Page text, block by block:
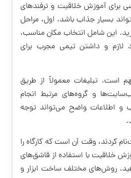
برای آموزش خلاقیت و ترفندهای
بسیار جذاب باشد. اول، مراحل
این شامل انتخاب مکان مناسب،
لازم و داشتن تیمی مجرب برای
است. تبلیغات معمولاً از طریق
و گروه‌های مرتبط انجام
اطلاعات واضح می‌تواند توجه
کردند، وقت آن است که کارگاه را
خلاقیت با استفاده از قاشق‌های
روش‌های مختلف ساخت ابزار و